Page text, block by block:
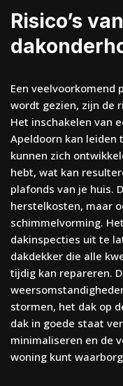
Risico’s
Een veelvoorkomend
wordt gezien, zijn de
Het inschakelen van
Apeldoorn kan leiden
kunnen zich
hebt, wat kan
plafonds van je huis.
herstelkosten, maar
schimmelvorming.
dakinspecties uit te
dakdekker die alle
tijdig kan repareren.
stormen, het dak op
dak in goede staat
minimaliseren en de
woning kunt